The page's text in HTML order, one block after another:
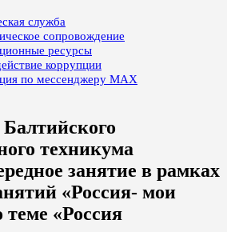
служба
сопровождение
ресурсы
коррупции
по мессенджеру MAX
техникума
занятие в рамках
«Россия- мои
теме «Россия